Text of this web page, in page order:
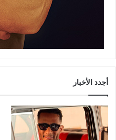
أجدد الأخبار